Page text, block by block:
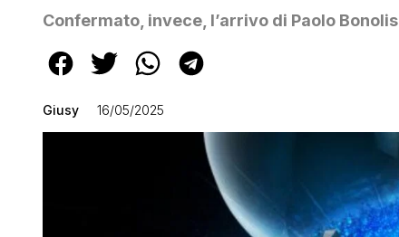
Confermato, invece, l’arrivo di Paolo Bonolis
Giusy 16/05/2025